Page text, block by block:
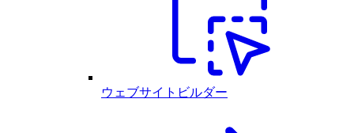
ウェブサイトビルダー